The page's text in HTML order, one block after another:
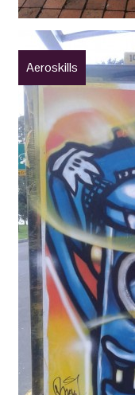
Aeroskills